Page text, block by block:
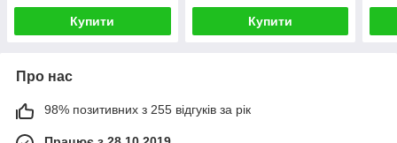
Купити Купити
Про нас
98% позитивних з 255 відгуків за рік